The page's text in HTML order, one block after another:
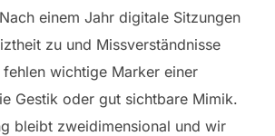
einem Jahr digitale Sitzungen
zu und Missverständnisse
fehlen wichtige Marker einer
Gestik oder gut sichtbare Mimik.
bleibt zweidimensional und wir